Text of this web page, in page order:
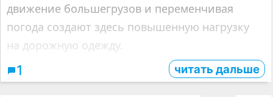
движение большегрузов и переменчивая
погода создают здесь повышенную нагрузку
на дорожную одежду.
1 читать дальше